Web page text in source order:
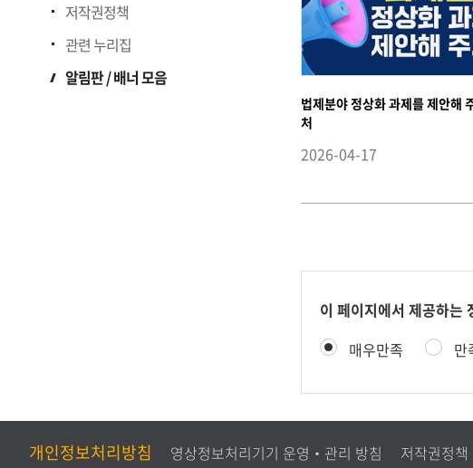
저작권정책
관련 누리집
알림판 / 배너 모음
법제분야 정상화 과제를 제안해
처
2026-04-17
콘
츠
족
도
사
이 페이지에서 제공하는
만
족
가
매우만족 만
개인정보처리방침 영상정보처리기기 운영‧관리 방침 저작권정책